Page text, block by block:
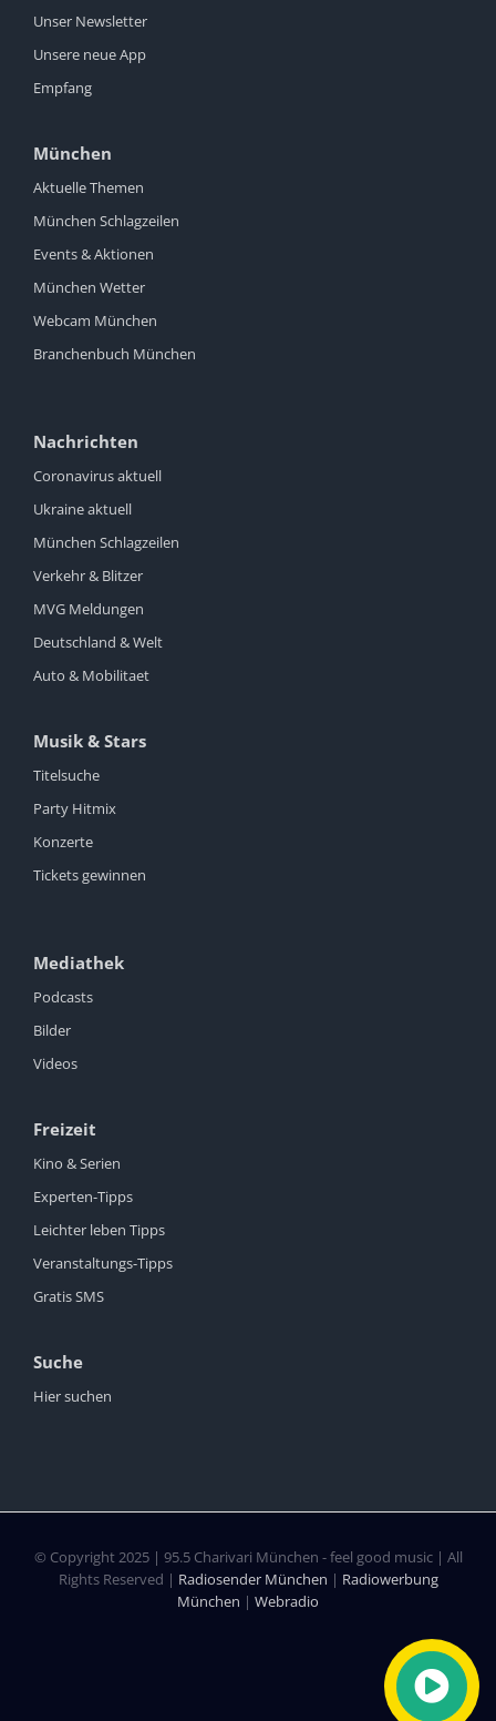
Unser Newsletter
Unsere neue App
Empfang
München
Aktuelle Themen
München Schlagzeilen
Events & Aktionen
München Wetter
Webcam München
Branchenbuch München
Nachrichten
Coronavirus aktuell
Ukraine aktuell
München Schlagzeilen
Verkehr & Blitzer
MVG Meldungen
Deutschland & Welt
Auto & Mobilitaet
Musik & Stars
Titelsuche
Party Hitmix
Konzerte
Tickets gewinnen
Mediathek
Podcasts
Bilder
Videos
Freizeit
Kino & Serien
Experten-Tipps
Leichter leben Tipps
Veranstaltungs-Tipps
Gratis SMS
Suche
Hier suchen
© Copyright 2025 | 95.5 Charivari München - feel good music | All
Rights Reserved | Radiosender München | Radiowerbung
München | Webradio